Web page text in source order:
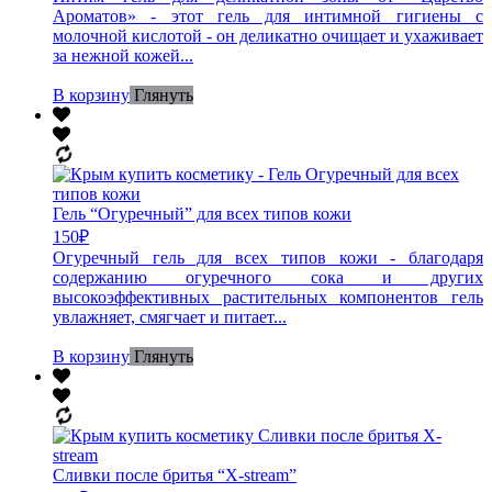
Ароматов» - этот гель для интимной гигиены с
молочной кислотой - он деликатно очищает и ухаживает
за нежной кожей...
В корзину Глянуть
Гель “Огуречный” для всех типов кожи
150₽
Огуречный гель для всех типов кожи - благодаря
содержанию огуречного сока и других
высокоэффективных растительных компонентов гель
увлажняет, смягчает и питает...
В корзину Глянуть
Сливки после бритья “X-stream”